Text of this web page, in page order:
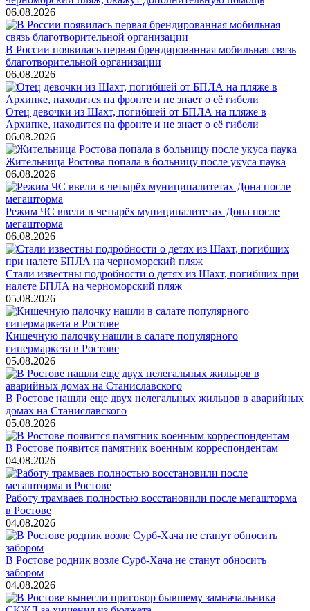
06.08.2026
В России появилась первая брендированная мобильная связь
благотворительной организации
06.08.2026
Отец девочки из Шахт, погибшей от БПЛА на пляже в
Архипке, находится на фронте и не знает о её гибели
06.08.2026
Жительница Ростова попала в больницу после укуса паука
06.08.2026
Режим ЧС ввели в четырёх муниципалитетах Дона после
мегашторма
06.08.2026
Стали известны подробности о детях из Шахт, погибших при
налете БПЛА на черноморский пляж
05.08.2026
Кишечную палочку нашли в салате популярного
гипермаркета в Ростове
05.08.2026
В Ростове нашли еще двух нелегальных жильцов в аварийных
домах на Станиславского
05.08.2026
В Ростове появится памятник военным корреспондентам
04.08.2026
Работу трамваев полностью восстановили после мегашторма
в Ростове
04.08.2026
В Ростове родник возле Сурб-Хача не станут обносить
забором
04.08.2026